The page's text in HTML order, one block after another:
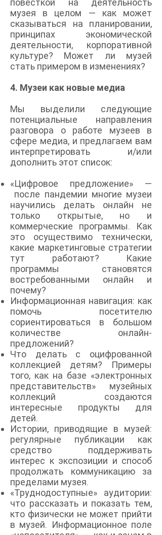
повесткой на деятельность
музея в целом — как может
сказываться на планировании,
принципах экономической
деятельности, корпоративной
культуре? Может ли музей
стать примером в изменениях?
4. Музеи как новые медиа
Мы выделили следующие
потенциальные направления
разговора о работе музеев в
сфере медиа, и предлагаем вам
интерпретировать и/или
дополнить этот список:
«Цифровое предложение» —
после пандемии многие музеи
научились делать онлайн не
только открытые, но и
коммерческие программы. Как
это осуществимо технически,
какие маркетинговые стратегии
тут работают? Какие
программы становятся
востребованными онлайн и
почему?
Информационная навигация: как
помочь посетителю
сориентироваться в большом
количестве онлайн-
предложений?
Что делать с оцифрованной
коллекцией детям? Примеры
того, как на базе «электронных
представительств» музейных
коллекций создаются
интересные продукты для
детей.
Истории, приводящие в музей:
регулярные публикации как
средство поддерживать
интерес к экспозиции и способ
продолжать коммуникацию за
пределами музея.
«Труднодоступные» аудитории:
что рассказать и показать тем,
кто физически не может прийти
в музей. Информационное поле